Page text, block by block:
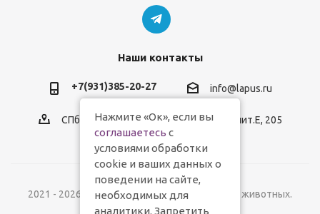
Наши контакты
+7(931)385-20-27 info@lapus.ru
СПб, пр.Обуховской Обороны, д.116, лит.Е, 205
2021 - 2026 © Lapus.ru - магазин товаров для животных.
Нажмите «Ок», если вы
соглашаетесь с
условиями обработки
cookie и ваших данных о
поведении на сайте,
необходимых для
аналитики. Запретить